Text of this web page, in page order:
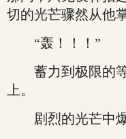
切的光芒骤然从他
“轰！！！”
蓄力到极限的等
上。
剧烈的光芒中爆